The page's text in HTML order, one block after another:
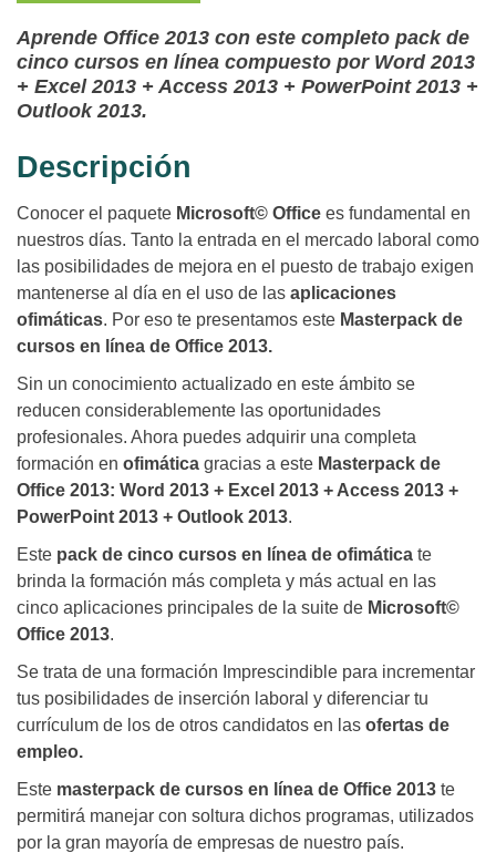
Aprende Office 2013 con este completo pack de
cinco cursos en línea compuesto por Word 2013
+ Excel 2013 + Access 2013 + PowerPoint 2013 +
Outlook 2013.
Descripción
Conocer el paquete Microsoft© Office es fundamental en
nuestros días. Tanto la entrada en el mercado laboral como
las posibilidades de mejora en el puesto de trabajo exigen
mantenerse al día en el uso de las aplicaciones
ofimáticas. Por eso te presentamos este Masterpack de
cursos en línea de Office 2013.
Sin un conocimiento actualizado en este ámbito se
reducen considerablemente las oportunidades
profesionales. Ahora puedes adquirir una completa
formación en ofimática gracias a este Masterpack de
Office 2013: Word 2013 + Excel 2013 + Access 2013 +
PowerPoint 2013 + Outlook 2013.
Este pack de cinco cursos en línea de ofimática te
brinda la formación más completa y más actual en las
cinco aplicaciones principales de la suite de Microsoft©
Office 2013.
Se trata de una formación Imprescindible para incrementar
tus posibilidades de inserción laboral y diferenciar tu
currículum de los de otros candidatos en las ofertas de
empleo.
Este masterpack de cursos en línea de Office 2013 te
permitirá manejar con soltura dichos programas, utilizados
por la gran mayoría de empresas de nuestro país.